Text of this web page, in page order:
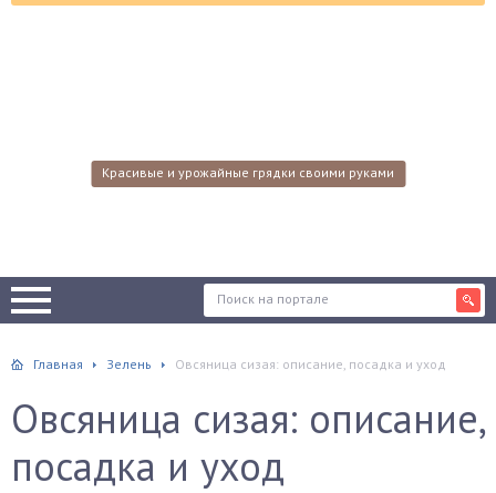
Красивые и урожайные грядки своими руками
Главная Зелень Овсяница сизая: описание, посадка и уход
Овсяница сизая: описание,
посадка и уход